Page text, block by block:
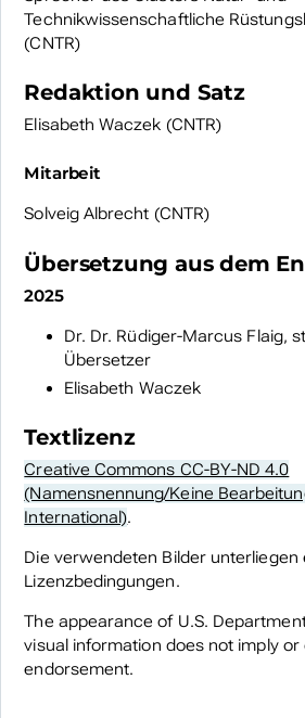
Technikwissenschaftliche
(CNTR)
Redaktion und Satz
Elisabeth Waczek (CNTR)
Mitarbeit
Solveig Albrecht (CNTR)
Übersetzung aus dem
2025
Dr. Dr. Rüdiger-Marcus Flaig,
Übersetzer
Elisabeth Waczek
Textlizenz
Creative Commons CC-BY-ND 4.0
(Namensnennung/Keine
International).
Die verwendeten Bilder unterliegen
Lizenzbedingungen.
The appearance of U.S.
visual information does not imply or
endorsement.